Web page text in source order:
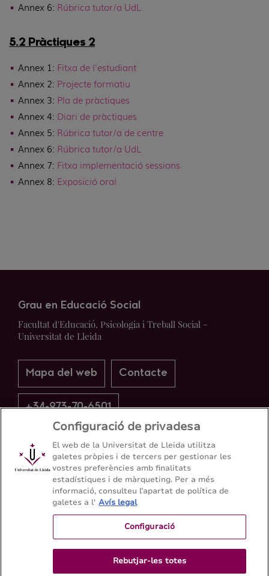
Annex 6: Rúbrica tutor/a UdL
5.2 Pràctiques 2
Annex 1: Fitxa de l'estudiant
Annex 2: Projecte formatiu
Annex 3: Pla de pràctiques
Annex 4: Diari de pràctiques
Annex 5: Rúbrica tutor/a de centre
Annex 6: Rúbrica tutor/a UdL
Annex 7: Fitxa implementació sessions
Annex 8: Exposició oral
Grau en Educació Social
Facultat d'Educació, Psicologia i Treball Social -
Universitat de Lleida
Mapa del web Contacte
+34-973-70-6501
Configuració de privadesa
El web de la Universitat de Lleida utilitza
galetes pròpies i de tercers per gestionar les
vostres preferències amb finalitats
estadístiques i de màrqueting. Per a més
informació, consulteu l’apartat de política de
galetes a l' Avís legal
Configuració
Rebutjar-les totes